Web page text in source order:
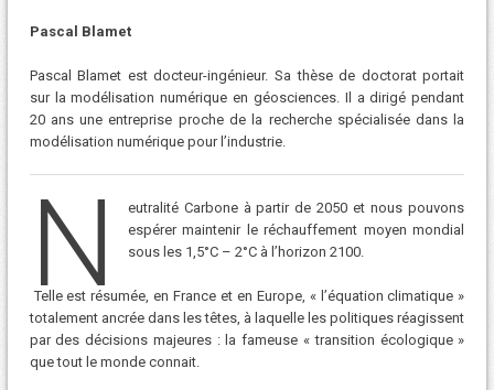
Pascal Blamet
Pascal Blamet est docteur-ingénieur. Sa thèse de doctorat portait
sur la modélisation numérique en géosciences. Il a dirigé pendant
20 ans une entreprise proche de la recherche spécialisée dans la
modélisation numérique pour l’industrie.
N
eutralité Carbone à partir de 2050 et nous pouvons
espérer maintenir le réchauffement moyen mondial
sous les 1,5°C – 2°C à l’horizon 2100.
Telle est résumée, en France et en Europe, « l’équation climatique »
totalement ancrée dans les têtes, à laquelle les politiques réagissent
par des décisions majeures : la fameuse « transition écologique »
que tout le monde connait.